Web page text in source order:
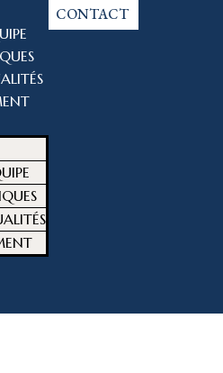
CONTACT